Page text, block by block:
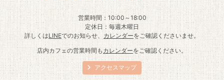
営業時間：10:00～18:00
定休日：毎週木曜日
詳しくはLINEでのお知らせ、 カレンダーをご確認くださいませ。
店内カフェの営業時間も カレンダーをご確認ください。
アクセスマップ